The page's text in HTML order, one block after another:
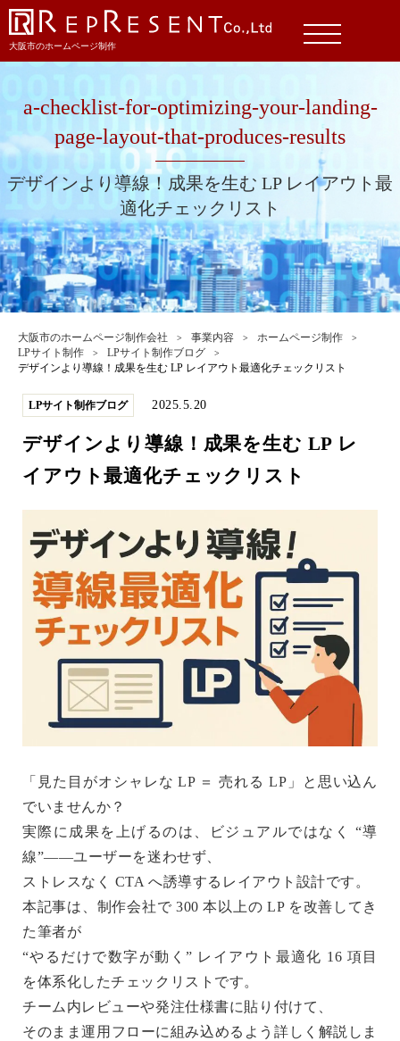
大阪市のホームページ制作
a-checklist-for-optimizing-your-landing-
page-layout-that-produces-results
デザインより導線！成果を生む LP レイアウト最
適化チェックリスト
大阪市のホームページ制作会社 事業内容
ホームページ制作
LPサイト制作
LPサイト制作ブログ
デザインより導線！成果を生む LP レイアウト最適化チェックリスト
LPサイト制作ブログ 2025.5.20
デザインより導線！成果を生む LP レ
イアウト最適化チェックリスト
「見た目がオシャレな LP ＝ 売れる LP」と思い込ん
でいませんか？
実際に成果を上げるのは、
ビジュアルではなく “導
線”――ユーザーを迷わせず、
ストレスなく CTA へ誘導するレイアウト設計です。
本記事は、制作会社で 300 本以上の LP を改善してき
た筆者が
“やるだけで数字が動く” レイアウト最適化 16 項目
を体系化したチェックリストです。
チーム内レビューや発注仕様書に貼り付けて、
そのまま運用フローに組み込めるよう詳しく解説しま